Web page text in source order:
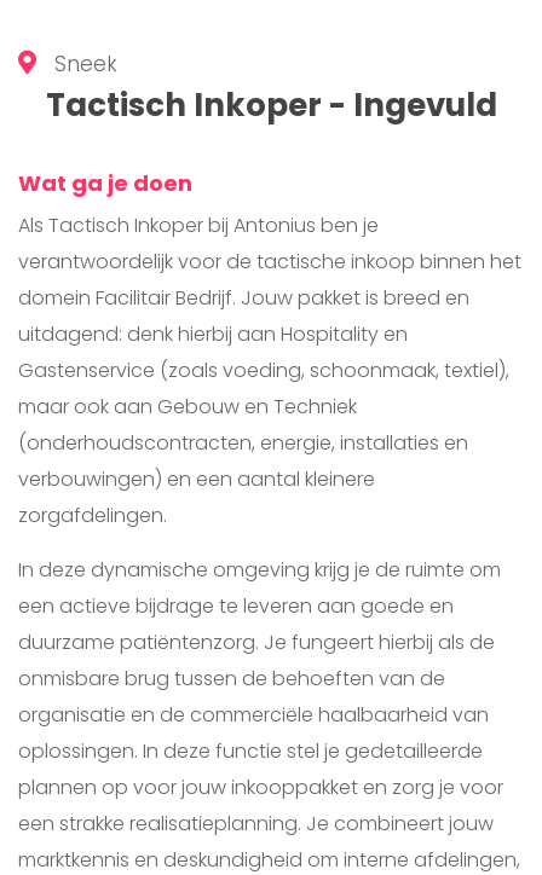
Sneek
Tactisch Inkoper - Ingevuld
Wat ga je doen
Als Tactisch Inkoper bij Antonius ben je
verantwoordelijk voor de tactische inkoop binnen het
domein Facilitair Bedrijf. Jouw pakket is breed en
uitdagend: denk hierbij aan Hospitality en
Gastenservice (zoals voeding, schoonmaak, textiel),
maar ook aan Gebouw en Techniek
(onderhoudscontracten, energie, installaties en
verbouwingen) en een aantal kleinere
zorgafdelingen.
In deze dynamische omgeving krijg je de ruimte om
een actieve bijdrage te leveren aan goede en
duurzame patiëntenzorg. Je fungeert hierbij als de
onmisbare brug tussen de behoeften van de
organisatie en de commerciële haalbaarheid van
oplossingen. In deze functie stel je gedetailleerde
plannen op voor jouw inkooppakket en zorg je voor
een strakke realisatieplanning. Je combineert jouw
marktkennis en deskundigheid om interne afdelingen,